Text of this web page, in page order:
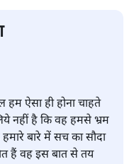
ऐसा ही होना चाहते
नहीं है कि वह हमसे भ्रम
बारे में सच का सौदा
हैं वह इस बात से तय